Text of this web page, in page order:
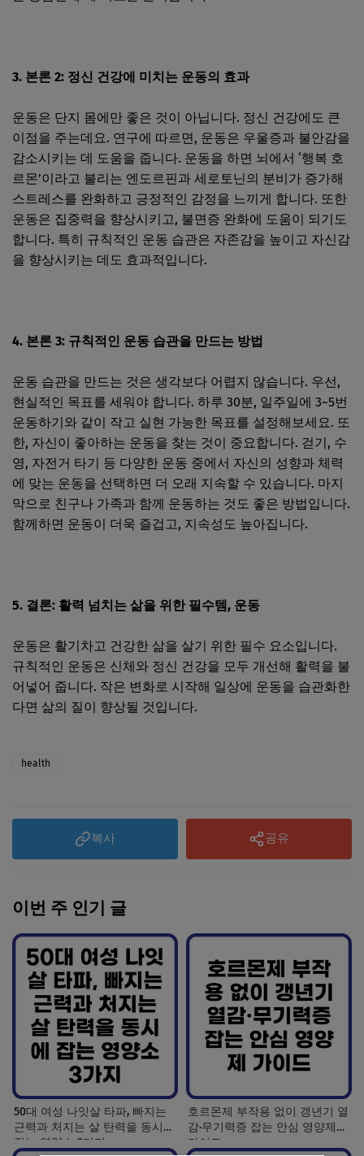
3. 본론 2: 정신 건강에 미치는 운동의 효과
운동은 단지 몸에만 좋은 것이 아닙니다. 정신 건강에도 큰
이점을 주는데요. 연구에 따르면, 운동은 우울증과 불안감을
감소시키는 데 도움을 줍니다. 운동을 하면 뇌에서 ‘행복 호
르몬’이라고 불리는 엔도르핀과 세로토닌의 분비가 증가해
스트레스를 완화하고 긍정적인 감정을 느끼게 합니다. 또한
운동은 집중력을 향상시키고, 불면증 완화에 도움이 되기도
합니다. 특히 규칙적인 운동 습관은 자존감을 높이고 자신감
을 향상시키는 데도 효과적입니다.
4. 본론 3: 규칙적인 운동 습관을 만드는 방법
운동 습관을 만드는 것은 생각보다 어렵지 않습니다. 우선,
현실적인 목표를 세워야 합니다. 하루 30분, 일주일에 3~5번
운동하기와 같이 작고 실현 가능한 목표를 설정해보세요. 또
한, 자신이 좋아하는 운동을 찾는 것이 중요합니다. 걷기, 수
영, 자전거 타기 등 다양한 운동 중에서 자신의 성향과 체력
에 맞는 운동을 선택하면 더 오래 지속할 수 있습니다. 마지
막으로 친구나 가족과 함께 운동하는 것도 좋은 방법입니다.
함께하면 운동이 더욱 즐겁고, 지속성도 높아집니다.
5. 결론: 활력 넘치는 삶을 위한 필수템, 운동
운동은 활기차고 건강한 삶을 살기 위한 필수 요소입니다.
규칙적인 운동은 신체와 정신 건강을 모두 개선해 활력을 불
어넣어 줍니다. 작은 변화로 시작해 일상에 운동을 습관화한
다면 삶의 질이 향상될 것입니다.
health
복사 공유
이번 주 인기 글
50대 여성 나잇살 타파, 빠지는
근력과 처지는 살 탄력을 동시에
잡는 영양소 3가지
호르몬제 부작용 없이 갱년기 열
감·무기력증 잡는 안심 영양제
가이드